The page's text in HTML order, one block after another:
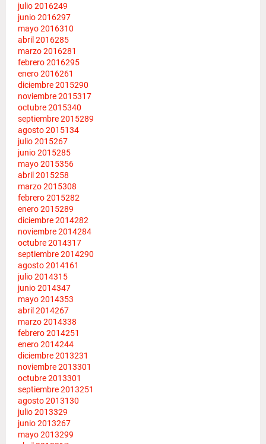
julio 2016249
junio 2016297
mayo 2016310
abril 2016285
marzo 2016281
febrero 2016295
enero 2016261
diciembre 2015290
noviembre 2015317
octubre 2015340
septiembre 2015289
agosto 2015134
julio 2015267
junio 2015285
mayo 2015356
abril 2015258
marzo 2015308
febrero 2015282
enero 2015289
diciembre 2014282
noviembre 2014284
octubre 2014317
septiembre 2014290
agosto 2014161
julio 2014315
junio 2014347
mayo 2014353
abril 2014267
marzo 2014338
febrero 2014251
enero 2014244
diciembre 2013231
noviembre 2013301
octubre 2013301
septiembre 2013251
agosto 2013130
julio 2013329
junio 2013267
mayo 2013299